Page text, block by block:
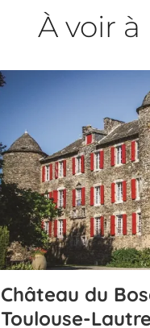
À voir
Château du
Toulouse-